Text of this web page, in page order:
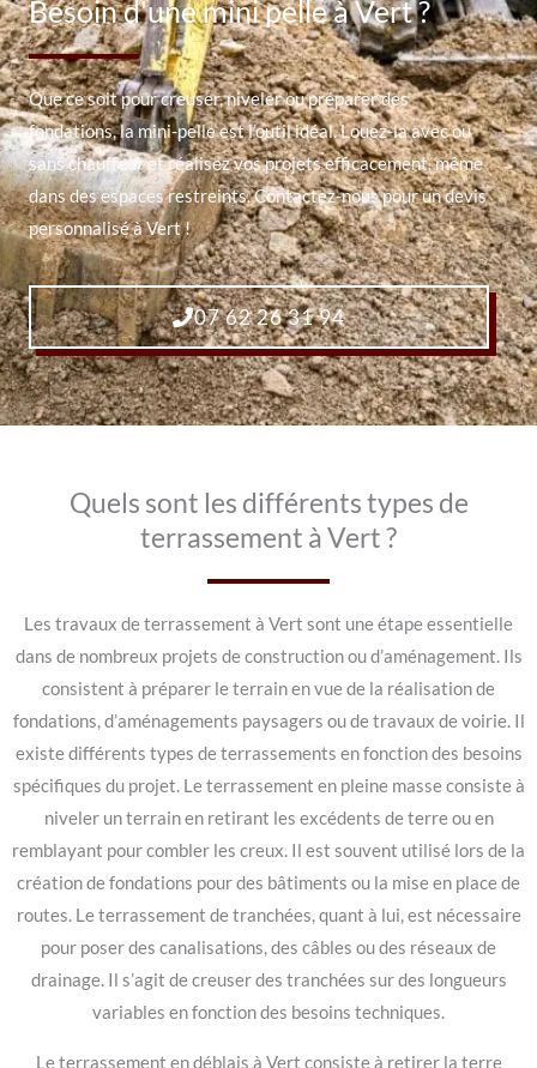
Besoin d'une mini pelle à Vert ?
Que ce soit pour creuser, niveler ou préparer des
fondations, la mini-pelle est l’outil idéal. Louez-la avec ou
sans chauffeur et réalisez vos projets efficacement, même
dans des espaces restreints. Contactez-nous pour un devis
personnalisé à Vert !
07 62 26 31 94
Quels sont les différents types de
terrassement à Vert ?
Les travaux de terrassement à Vert sont une étape essentielle
dans de nombreux projets de construction ou d’aménagement. Ils
consistent à préparer le terrain en vue de la réalisation de
fondations, d’aménagements paysagers ou de travaux de voirie. Il
existe différents types de terrassements en fonction des besoins
spécifiques du projet. Le terrassement en pleine masse consiste à
niveler un terrain en retirant les excédents de terre ou en
remblayant pour combler les creux. Il est souvent utilisé lors de la
création de fondations pour des bâtiments ou la mise en place de
routes. Le terrassement de tranchées, quant à lui, est nécessaire
pour poser des canalisations, des câbles ou des réseaux de
drainage. Il s’agit de creuser des tranchées sur des longueurs
variables en fonction des besoins techniques.
Le terrassement en déblais à Vert consiste à retirer la terre